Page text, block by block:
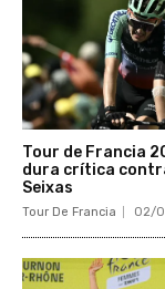
Tour de Francia
dura crítica
Seixas
Tour De Francia 02/